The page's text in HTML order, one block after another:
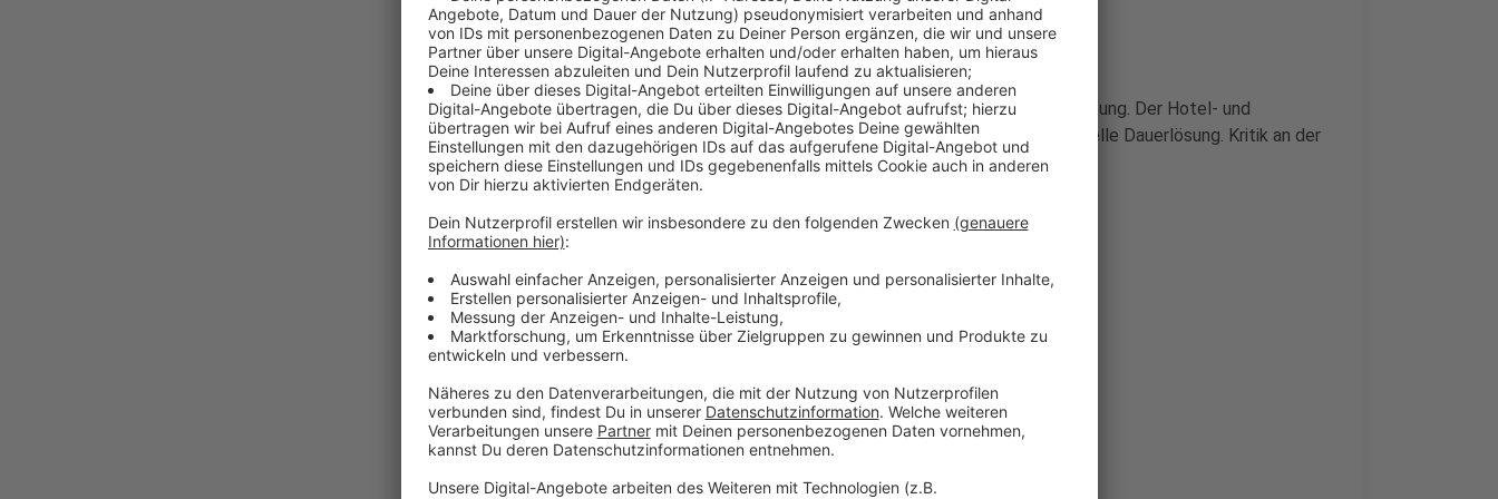
Anzeige
Langfristig wünschen sich viele aber eine dauerhafte Öffnungslösung. Der Hotel- und
Gaststättenverband Düsseldorf fordert hier vom Bund eine schnelle Dauerlösung. Kritik an der
Entscheidung der Landesregierung gibt es von SPD und Grünen.
Weitere Infos und Links zum Thema
Anzeige
Die aktuellen Maßnahmen für NRW im Überblick
Seite des DEHOGA
Hintergrundbericht zur Aushebung der Inzidenzstufe 3